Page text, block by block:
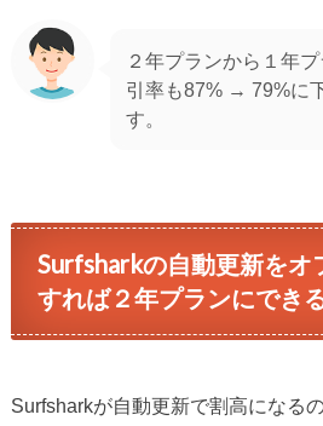
２年プランから１年
引率も87% → 79%に
す。
Surfsharkの自動更新をオ
すれば２年プランにでき
Surfsharkが自動更新で割高になる